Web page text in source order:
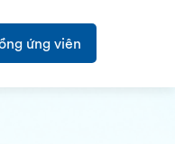
ứng viên